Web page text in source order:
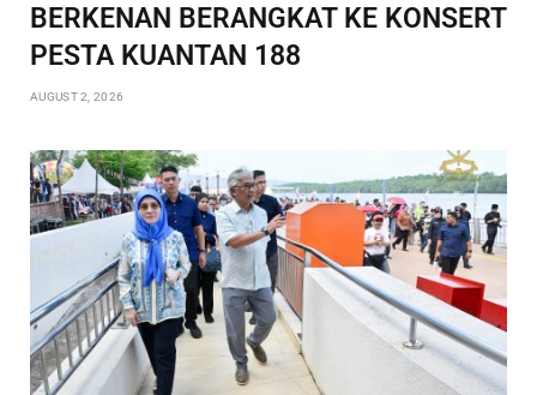
BERKENAN BERANGKAT KE KONSERT
PESTA KUANTAN 188
AUGUST 2, 2026